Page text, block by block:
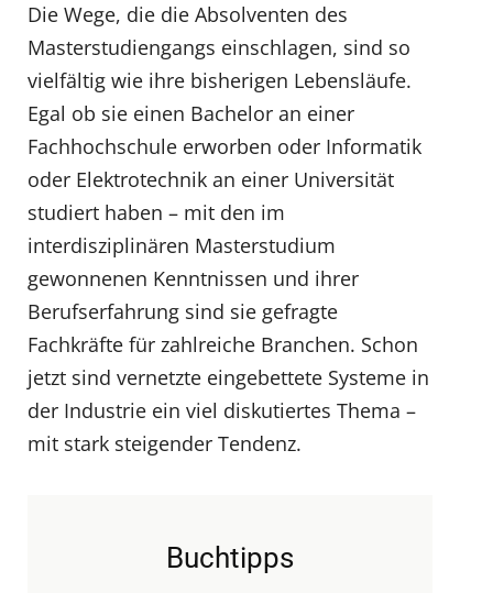
Die Wege, die die Absolventen des
Masterstudiengangs einschlagen, sind so
vielfältig wie ihre bisherigen Lebensläufe.
Egal ob sie einen Bachelor an einer
Fachhochschule erworben oder Informatik
oder Elektrotechnik an einer Universität
studiert haben – mit den im
interdisziplinären Masterstudium
gewonnenen Kenntnissen und ihrer
Berufserfahrung sind sie gefragte
Fachkräfte für zahlreiche Branchen. Schon
jetzt sind vernetzte eingebettete Systeme in
der Industrie ein viel diskutiertes Thema –
mit stark steigender Tendenz.
Buchtipps